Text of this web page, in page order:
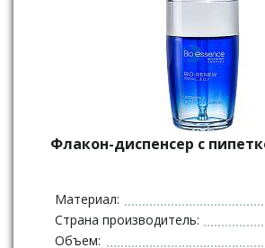
Флакон-диспенсер с
Материал:
Страна производитель:
Объем: